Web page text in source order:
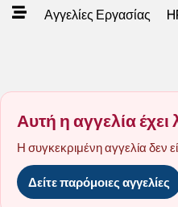
Αγγελίες Εργασίας
Αυτή η αγγελία έχει
Η συγκεκριμένη αγγελία δεν
Δείτε παρόμοιες αγγελίες